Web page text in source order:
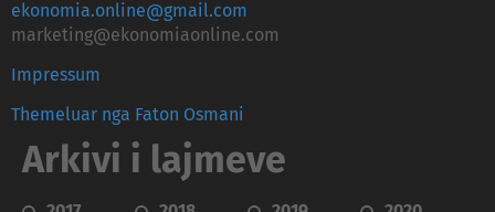
ekonomia.online@gmail.com
marketing@ekonomiaonline.com
Impressum
Themeluar nga Faton Osmani
Arkivi i lajmeve